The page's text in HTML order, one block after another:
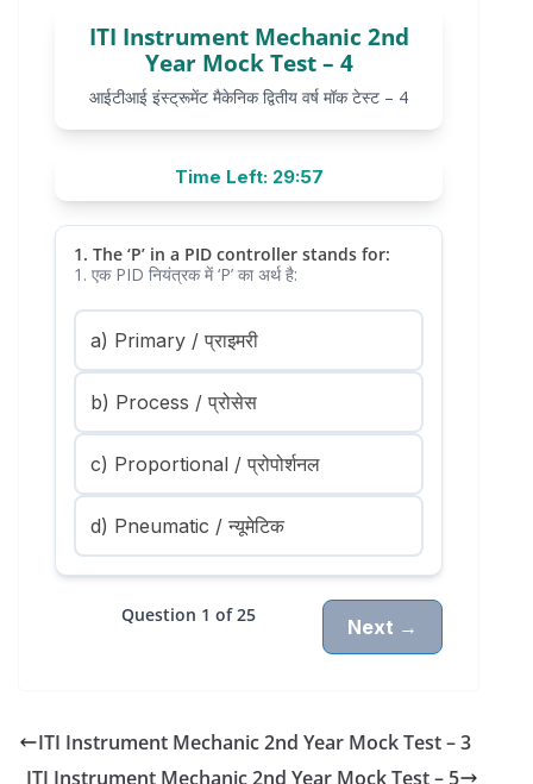
ITI Instrument Mechanic 2nd
Year Mock Test – 4
आईटीआई इंस्ट्रूमेंट मैकेनिक द्वितीय वर्ष मॉक टेस्ट – 4
Time Left: 29:57
1. The ‘P’ in a PID controller stands for:
1. एक PID नियंत्रक में ‘P’ का अर्थ है:
a) Primary / प्राइमरी
b) Process / प्रोसेस
c) Proportional / प्रोपोर्शनल
d) Pneumatic / न्यूमेटिक
Question 1 of 25
Next →
ITI Instrument Mechanic 2nd Year Mock Test – 3
ITI Instrument Mechanic 2nd Year Mock Test – 5